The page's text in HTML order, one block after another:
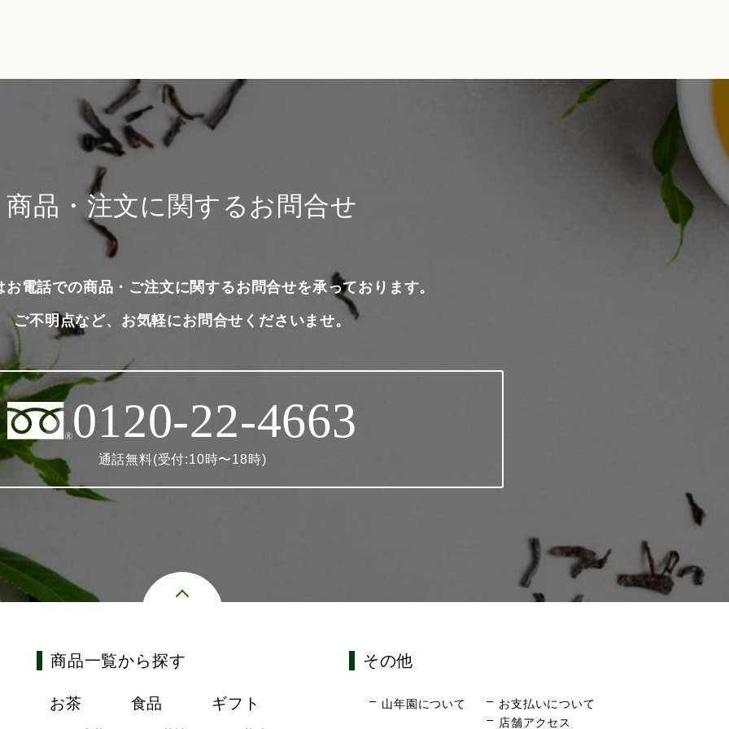
商品・注文に関するお問合せ
お電話での商品・ご注文に関するお問合せを承っております。
ご不明点など、お気軽にお問合せくださいませ。
0120-22-4663
通話無料(受付:10時〜18時)
商品一覧から探す
お茶 食品 ギフト
その他
山年園について
お支払いについて
店舗アクセス